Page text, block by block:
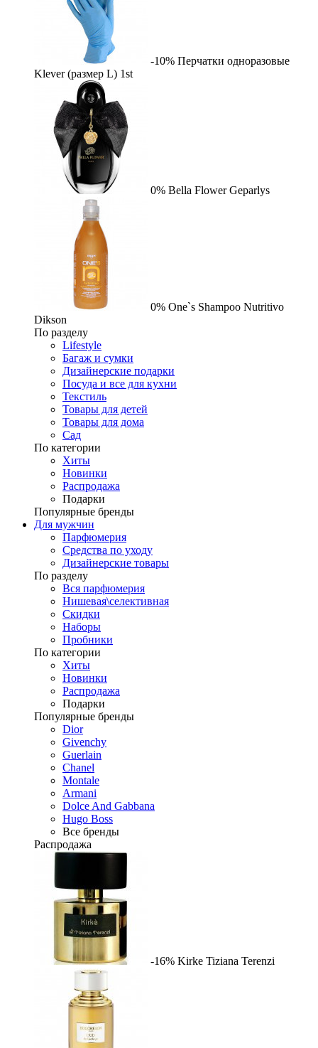
-10% Перчатки одноразовые
Klever (размер L) 1st
0% Bella Flower Geparlys
0% One`s Shampoo Nutritivo
Dikson
По разделу
Lifestyle
Багаж и сумки
Дизайнерские подарки
Посуда и все для кухни
Текстиль
Товары для детей
Товары для дома
Сад
По категории
Хиты
Новинки
Распродажа
Подарки
Популярные бренды
Для мужчин
Парфюмерия
Средства по уходу
Дизайнерские товары
По разделу
Вся парфюмерия
Нишевая\селективная
Скидки
Наборы
Пробники
По категории
Хиты
Новинки
Распродажа
Подарки
Популярные бренды
Dior
Givenchy
Guerlain
Chanel
Montale
Armani
Dolce And Gabbana
Hugo Boss
Все бренды
Распродажа
-16% Kirke Tiziana Terenzi